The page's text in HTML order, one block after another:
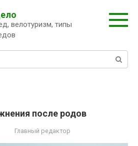
велотуризм, типы
после родов
Главный редактор